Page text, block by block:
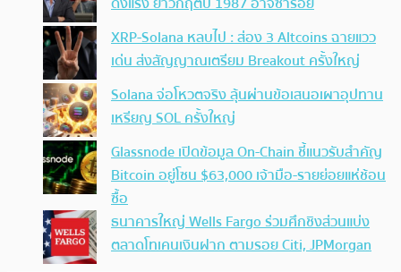
XRP-Solana หลบไป : ส่อง 3 Altcoins ฉายแวว
เด่น ส่งสัญญาณเตรียม Breakout ครั้งใหญ่
Solana จ่อโหวตจริง ลุ้นผ่านข้อเสนอเผาอุปทาน
เหรียญ SOL ครั้งใหญ่
Glassnode เปิดข้อมูล On-Chain ชี้แนวรับสำคัญ
Bitcoin อยู่โซน $63,000 เจ้ามือ-รายย่อยแห่ช้อน
ซื้อ
ธนาคารใหญ่ Wells Fargo ร่วมศึกชิงส่วนแบ่ง
ตลาดโทเคนเงินฝาก ตามรอย Citi, JPMorgan